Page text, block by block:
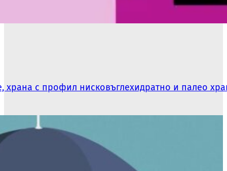
храна с профил нисковъглехидратно и палео